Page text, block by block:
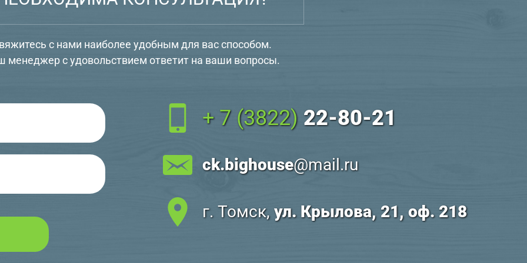
с нами наиболее удобным для вас способом.
менеджер с удовольствием ответит на ваши вопросы.
+ 7 (3822) 22-80-21
ck.bighouse@mail.ru
г. Томск, ул. Крылова, 21, оф. 218